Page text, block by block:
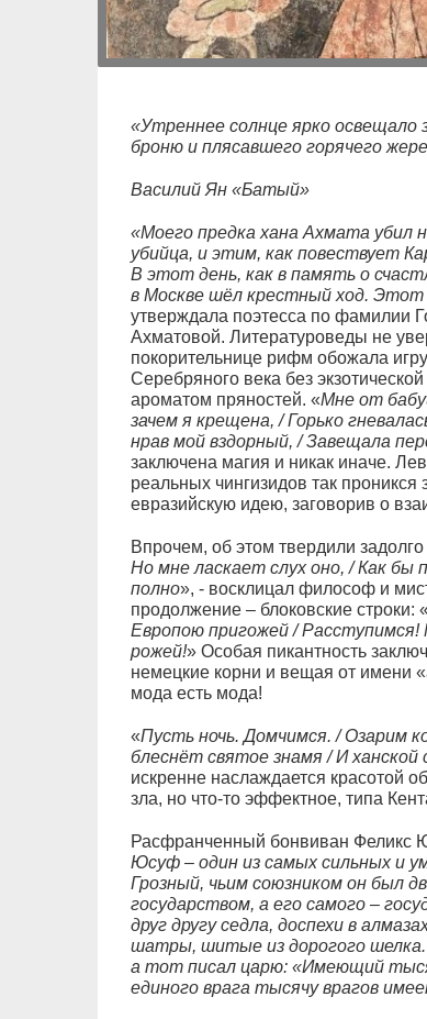
«Утреннее солнце ярко
броню и плясавшего горячего
Василий Ян «Батый»
«Моего предка хана Ахмата убил
убийца, и этим, как повествует
В этот день, как в память о
в Москве шёл крестный ход. Этот
утверждала поэтесса по фамилии
Ахматовой. Литературоведы не
покорительнице рифм обожала
Серебряного века без
ароматом пряностей. «Мне от
зачем я крещена, / Горько
нрав мой вздорный, / Завещала
заключена магия и никак иначе.
реальных чингизидов так
евразийскую идею, заговорив о
Впрочем, об этом твердили задолго
Но мне ласкает слух оно, / Как бы
полно», - восклицал философ и
продолжение – блоковские строки: «
Европою пригожей /
рожей!» Особая пикантность
немецкие корни и вещая от имени
мода есть мода!
«Пусть ночь. Домчимся. / Озарим
блеснёт святое знамя / И
искренне наслаждается красотой
зла, но что-то эффектное, типа
Расфранченный бонвиван Феликс
Юсуф – один из самых сильных и
Грозный, чьим союзником он был
государством, а его самого –
друг другу седла, доспехи в
шатры, шитые из дорогого
а тот писал царю: «Имеющий
единого врага тысячу врагов